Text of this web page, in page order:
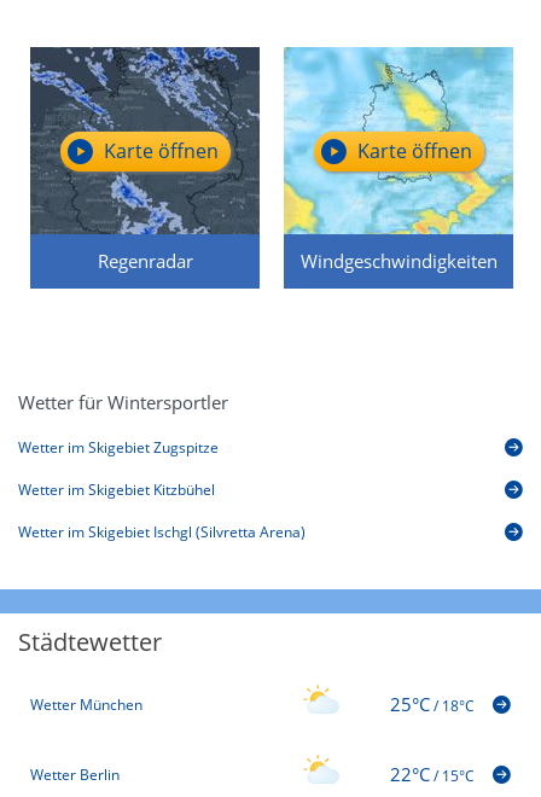
Regenradar
Karte öffnen
Windgeschwindigkeiten
Karte öffnen
Wetter für Wintersportler
Wetter im Skigebiet Zugspitze
Wetter im Skigebiet Kitzbühel
Wetter im Skigebiet Ischgl (Silvretta Arena)
Städtewetter
Wetter München 25°C/18°C
Wetter Berlin 22°C/15°C